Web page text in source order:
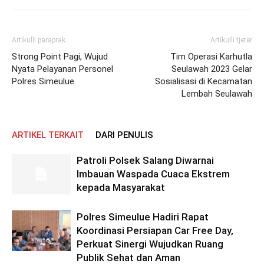
Artikulli paraprak
Strong Point Pagi, Wujud
Nyata Pelayanan Personel
Polres Simeulue
Artikulli tjetër
Tim Operasi Karhutla
Seulawah 2023 Gelar
Sosialisasi di Kecamatan
Lembah Seulawah
ARTIKEL TERKAIT DARI PENULIS
Patroli Polsek Salang Diwarnai
Imbauan Waspada Cuaca Ekstrem
kepada Masyarakat
Polres Simeulue Hadiri Rapat
Koordinasi Persiapan Car Free Day,
Perkuat Sinergi Wujudkan Ruang
Publik Sehat dan Aman